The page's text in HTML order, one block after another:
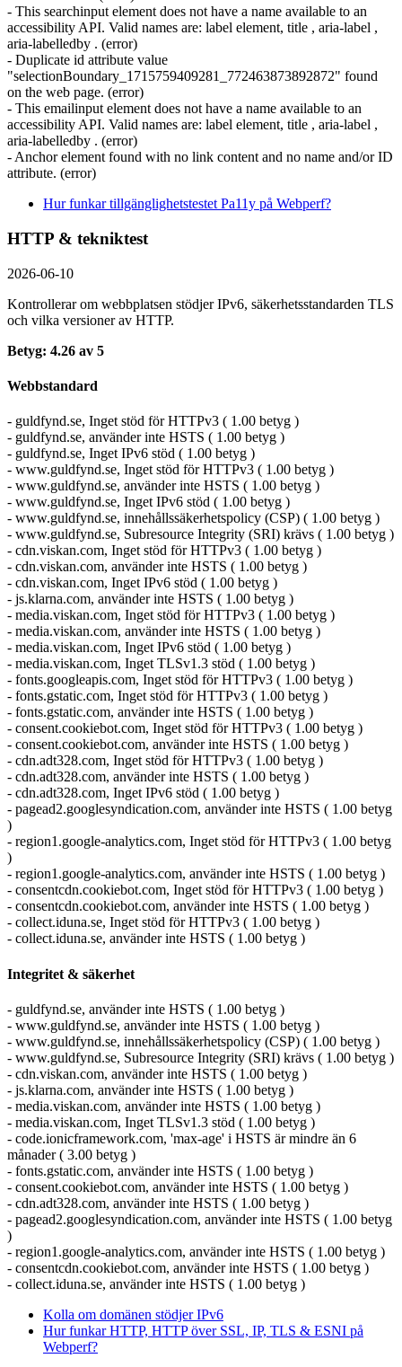
- This searchinput element does not have a name available to an
accessibility API. Valid names are: label element, title , aria-label ,
aria-labelledby . (error)
- Duplicate id attribute value
"selectionBoundary_1715759409281_772463873892872" found
on the web page. (error)
- This emailinput element does not have a name available to an
accessibility API. Valid names are: label element, title , aria-label ,
aria-labelledby . (error)
- Anchor element found with no link content and no name and/or ID
attribute. (error)
Hur funkar tillgänglighetstestet Pa11y på Webperf?
HTTP & tekniktest
2026-06-10
Kontrollerar om webbplatsen stödjer IPv6, säkerhets­standarden TLS
och vilka versioner av HTTP.
Betyg: 4.26 av 5
Webbstandard
- guldfynd.se, Inget stöd för HTTPv3 ( 1.00 betyg )
- guldfynd.se, använder inte HSTS ( 1.00 betyg )
- guldfynd.se, Inget IPv6 stöd ( 1.00 betyg )
- www.guldfynd.se, Inget stöd för HTTPv3 ( 1.00 betyg )
- www.guldfynd.se, använder inte HSTS ( 1.00 betyg )
- www.guldfynd.se, Inget IPv6 stöd ( 1.00 betyg )
- www.guldfynd.se, innehållssäkerhetspolicy (CSP) ( 1.00 betyg )
- www.guldfynd.se, Subresource Integrity (SRI) krävs ( 1.00 betyg )
- cdn.viskan.com, Inget stöd för HTTPv3 ( 1.00 betyg )
- cdn.viskan.com, använder inte HSTS ( 1.00 betyg )
- cdn.viskan.com, Inget IPv6 stöd ( 1.00 betyg )
- js.klarna.com, använder inte HSTS ( 1.00 betyg )
- media.viskan.com, Inget stöd för HTTPv3 ( 1.00 betyg )
- media.viskan.com, använder inte HSTS ( 1.00 betyg )
- media.viskan.com, Inget IPv6 stöd ( 1.00 betyg )
- media.viskan.com, Inget TLSv1.3 stöd ( 1.00 betyg )
- fonts.googleapis.com, Inget stöd för HTTPv3 ( 1.00 betyg )
- fonts.gstatic.com, Inget stöd för HTTPv3 ( 1.00 betyg )
- fonts.gstatic.com, använder inte HSTS ( 1.00 betyg )
- consent.cookiebot.com, Inget stöd för HTTPv3 ( 1.00 betyg )
- consent.cookiebot.com, använder inte HSTS ( 1.00 betyg )
- cdn.adt328.com, Inget stöd för HTTPv3 ( 1.00 betyg )
- cdn.adt328.com, använder inte HSTS ( 1.00 betyg )
- cdn.adt328.com, Inget IPv6 stöd ( 1.00 betyg )
- pagead2.googlesyndication.com, använder inte HSTS ( 1.00 betyg
)
- region1.google-analytics.com, Inget stöd för HTTPv3 ( 1.00 betyg
)
- region1.google-analytics.com, använder inte HSTS ( 1.00 betyg )
- consentcdn.cookiebot.com, Inget stöd för HTTPv3 ( 1.00 betyg )
- consentcdn.cookiebot.com, använder inte HSTS ( 1.00 betyg )
- collect.iduna.se, Inget stöd för HTTPv3 ( 1.00 betyg )
- collect.iduna.se, använder inte HSTS ( 1.00 betyg )
Integritet & säkerhet
- guldfynd.se, använder inte HSTS ( 1.00 betyg )
- www.guldfynd.se, använder inte HSTS ( 1.00 betyg )
- www.guldfynd.se, innehållssäkerhetspolicy (CSP) ( 1.00 betyg )
- www.guldfynd.se, Subresource Integrity (SRI) krävs ( 1.00 betyg )
- cdn.viskan.com, använder inte HSTS ( 1.00 betyg )
- js.klarna.com, använder inte HSTS ( 1.00 betyg )
- media.viskan.com, använder inte HSTS ( 1.00 betyg )
- media.viskan.com, Inget TLSv1.3 stöd ( 1.00 betyg )
- code.ionicframework.com, 'max-age' i HSTS är mindre än 6
månader ( 3.00 betyg )
- fonts.gstatic.com, använder inte HSTS ( 1.00 betyg )
- consent.cookiebot.com, använder inte HSTS ( 1.00 betyg )
- cdn.adt328.com, använder inte HSTS ( 1.00 betyg )
- pagead2.googlesyndication.com, använder inte HSTS ( 1.00 betyg
)
- region1.google-analytics.com, använder inte HSTS ( 1.00 betyg )
- consentcdn.cookiebot.com, använder inte HSTS ( 1.00 betyg )
- collect.iduna.se, använder inte HSTS ( 1.00 betyg )
Kolla om domänen stödjer IPv6
Hur funkar HTTP, HTTP över SSL, IP, TLS & ESNI på
Webperf?